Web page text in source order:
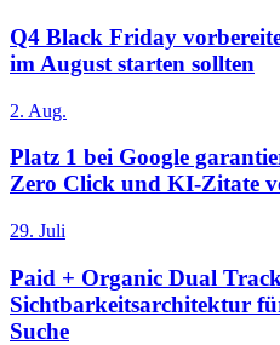
Q4 Black Friday
im August starten sollten
2. Aug.
Platz 1 bei Google
Zero Click und KI-Zitate
29. Juli
Paid + Organic Dual
Sichtbarkeitsarchitektur
Suche